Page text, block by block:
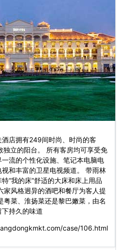
店拥有249间时尚、时尚的客
独立的阳台。 所有客房均可享受免
流的个性化设施、笔记本电脑电
和丰富的卫星电视频道。 带雨林
“我的床”舒适的大床和床上用品
家风格迥异的酒吧和餐厅为客人提
粤菜、淮扬菜还是黎巴嫩菜，由名
持久的味道
case/106.html